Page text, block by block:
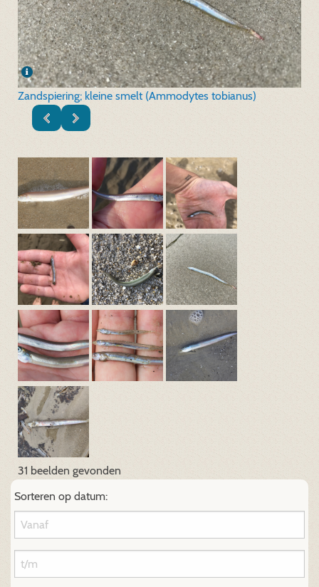
Zandspiering; kleine smelt (Ammodytes tobianus)
31 beelden gevonden
Sorteren op datum: